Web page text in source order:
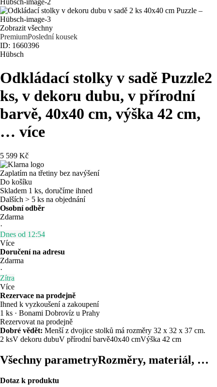
Zobrazit všechny
PremiumPoslední kousek
ID: 1660396
Hübsch
Odkládací stolky v sadě Puzzle2
ks, v dekoru dubu, v přírodní
barvě, 40x40 cm, výška 42 cm,
… více
5 599 Kč
Zaplatím na třetiny bez navýšení
Do košíku
Skladem 1 ks, doručíme ihned
Dalších > 5 ks na objednání
Osobní odběr
Zdarma
·
Dnes od 12:54
Více
Doručení na adresu
Zdarma
·
Zítra
Více
Rezervace na prodejně
Ihned k vyzkoušení a zakoupení
1 ks · Bonami Dobrovíz u Prahy
Rezervovat na prodejně
Dobré vědět: Menší z dvojice stolků má rozměry 32 x 32 x 37 cm.
2 ksV dekoru dubuV přírodní barvě40x40 cmVýška 42 cm
Všechny parametryRozměry, materiál, …
Dotaz k produktu